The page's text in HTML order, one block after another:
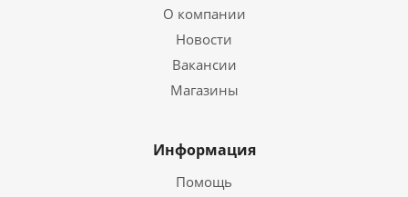
О компании
Новости
Вакансии
Магазины
Информация
Помощь